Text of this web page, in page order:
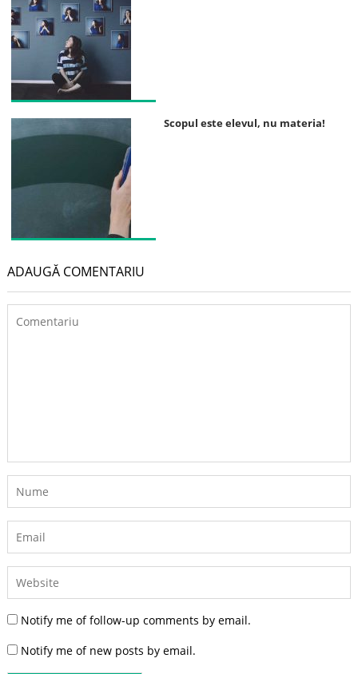
Scopul este elevul, nu materia!
ADAUGĂ COMENTARIU
Notify me of follow-up comments by email.
Notify me of new posts by email.